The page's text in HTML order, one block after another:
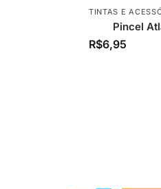
TINTAS E
Pincel
R$6,95